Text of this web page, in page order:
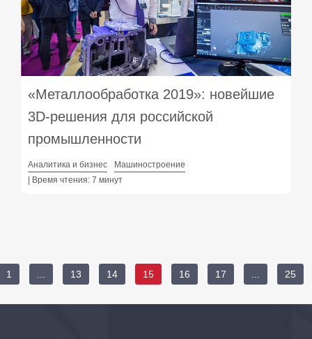
«Металлообработка 2019»: новейшие
3D-решения для российской
промышленности
Аналитика и бизнес
Машиностроение
| Время чтения: 7 минут
1 13 14 15 16 17 25